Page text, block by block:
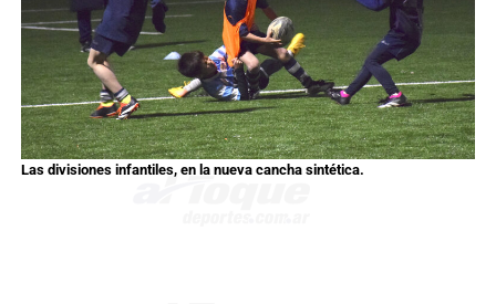
Las divisiones infantiles, en la nueva cancha sintética.